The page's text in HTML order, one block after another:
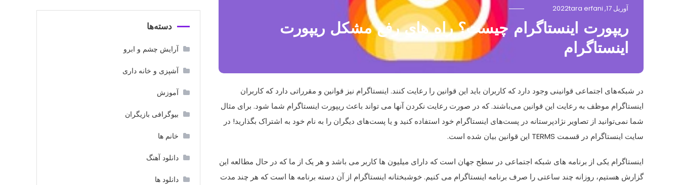
آوریل 17, 2022 tara erfani
ریپورت اینستاگرام چیست؟ راه های رفع مشکل ریپورت
اینستاگرام
در شبکه‌های اجتماعی قوانینی وجود دارد که کاربران باید این قوانین را رعایت کنند. اینستاگرام نیز قوانین و مقرراتی دارد که کاربران
اینستاگرام موظف به رعایت این قوانین می‌باشند. که در صورت رعایت نکردن آنها می تواند باعث ریپورت اینستاگرام شما شود. برای مثال
شما نمی‌توانید از تصاویر نژادپرستانه در پست‌های اینستاگرام خود استفاده کنید و یا پست‌های دیگران را به نام خود به اشتراک بگذارید! در
سایت اینستاگرام در قسمت TERMS این قوانین بیان شده است.
اینستاگرام یکی از برنامه های شبکه اجتماعی در سطح جهان است که دارای میلیون ها کاربر می باشد و هر یک از ما که در حال مطالعه این
گزارش هستیم، روزانه چند ساعتی را صرف برنامه اینستاگرام می کنیم. خوشبختانه اینستاگرام از آن دسته برنامه ها است که هر چند مدت
دسته‌ها
آرایش چشم و ابرو
آشپزی و خانه داری
آموزش
بیوگرافی بازیگران
خانم ها
دانلود آهنگ
دانلود ها